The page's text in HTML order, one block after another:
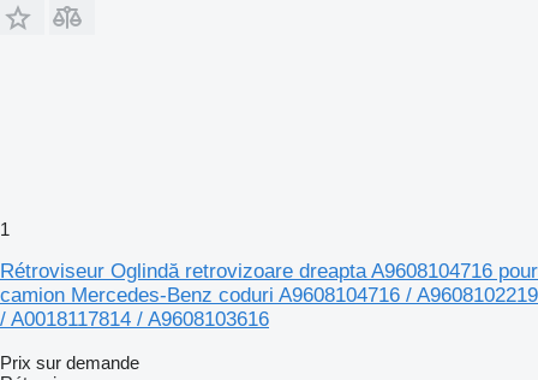
1
Rétroviseur Oglindă retrovizoare dreapta A9608104716 pour
camion Mercedes-Benz coduri A9608104716 / A9608102219
/ A0018117814 / A9608103616
Prix sur demande